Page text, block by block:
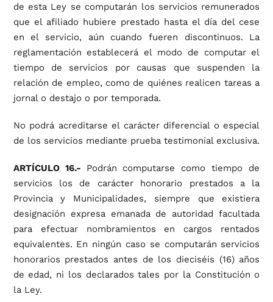
de esta Ley se computarán los servicios remunerados
que el afiliado hubiere prestado hasta el día del cese
en el servicio, aún cuando fueren discontinuos. La
reglamentación establecerá el modo de computar el
tiempo de servicios por causas que suspenden la
relación de empleo, como de quiénes realicen tareas a
jornal o destajo o por temporada.
No podrá acreditarse el carácter diferencial o especial
de los servicios mediante prueba testimonial exclusiva.
ARTÍCULO 16.- Podrán computarse como tiempo de
servicios los de carácter honorario prestados a la
Provincia y Municipalidades, siempre que existiera
designación expresa emanada de autoridad facultada
para efectuar nombramientos en cargos rentados
equivalentes. En ningún caso se computarán servicios
honorarios prestados antes de los dieciséis (16) años
de edad, ni los declarados tales por la Constitución o
la Ley.